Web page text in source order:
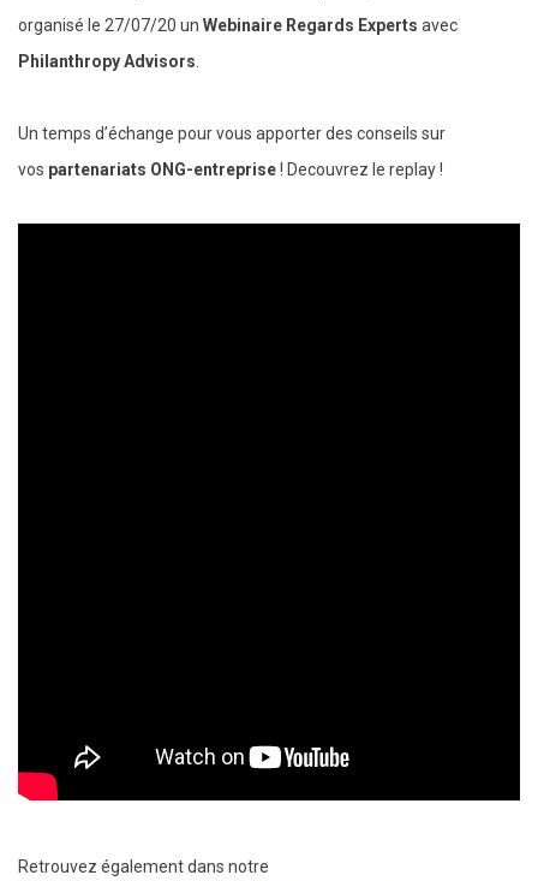
organisé le 27/07/20 un Webinaire Regards Experts avec
Philanthropy Advisors
Un temps d’échange pour vous apporter des conseils sur
vos partenariats ONG-entreprise! Decouvrez le replay !
Retrouvez également dans notre